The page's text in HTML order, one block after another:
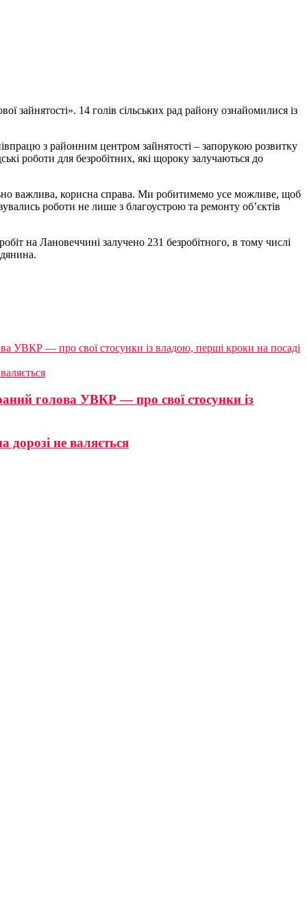
зайнятості». 14 голів сільських рад району ознайомилися із
з районним центром зайнятості – запорукою розвитку
роботи для безробітних, які щороку залучаються до
важлива, корисна справа. Ми робитимемо усе можливе, щоб
роботи не лише з благоустрою та ремонту об’єктів
на Лановеччині залучено 231 безробітного, в тому числі
УВКР — про свої стосунки із владою, перші кроки на посаді
голова УВКР — про свої стосунки із
дорозі не валяється